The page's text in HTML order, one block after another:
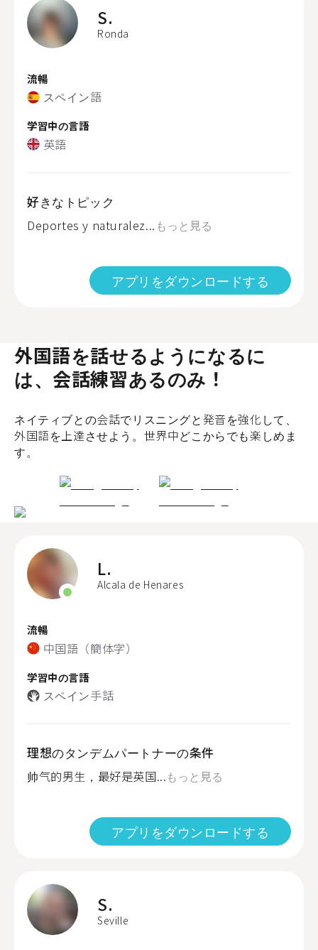
S.
Ronda
流暢
スペイン語
学習中の言語
英語
好きなトピック
Deportes y naturalez... もっと見る
アプリをダウンロードする
外国語を話せるようになるに
は、会話練習あるのみ！
ネイティブとの会話でリスニングと発音を強化して、
外国語を上達させよう。世界中どこからでも楽しめま
す。
L.
Alcala de Henares
流暢
中国語（簡体字）
学習中の言語
スペイン手話
理想のタンデムパートナーの条件
帅气的男生，最好是英国...もっと見る
アプリをダウンロードする
S.
Seville